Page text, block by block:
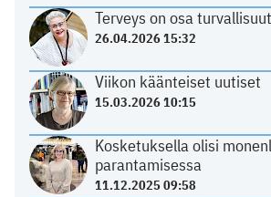
Terveys on osa
26.04.2026 15:32
Viikon käänteiset uutiset
15.03.2026 10:15
Kosketuksella olisi
parantamisessa
11.12.2025 09:58